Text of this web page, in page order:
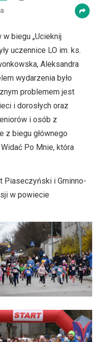
biegu „Ucieknij
uczennice LO im. ks.
Aleksandra
wydarzenia było
problemem jest
i dorosłych oraz
i osób z
z biegu głównego
Po Mnie, która
Piaseczyński i Gminno-
w powiecie